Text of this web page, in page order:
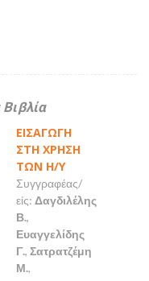
ΕΙΣΑΓΩΓΗ
ΣΤΗ ΧΡΗΣΗ
ΤΩΝ Η/Υ
Συγγραφέας/
είς: Δαγδιλέλης
Β.,
Ευαγγελίδης
Γ., Σατρατζέμη
Μ.,